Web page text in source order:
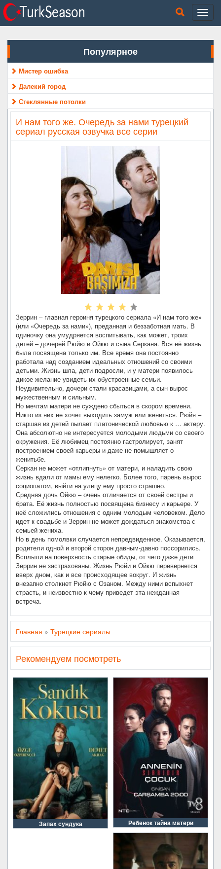
Популярное
Мистер ошибка
Далекий город
Стеклянные потолки
И нам того же. Очередь за нами турецкий
сериал русская озвучка все серии
Зеррин – главная героиня турецкого сериала «И нам того же»
(или «Очередь за нами»), преданная и беззаботная мать. В
одиночку она умудряется воспитывать, как может, троих
детей – дочерей Рюйю и Ойкю и сына Серкана. Вся её жизнь
была посвящена только им. Все время она постоянно
работала над созданием идеальных отношений со своими
детьми. Жизнь шла, дети подросли, и у матери появилось
дикое желание увидеть их обустроенные семьи.
Неудивительно, дочери стали красавицами, а сын вырос
мужественным и сильным.
Но мечтам матери не суждено сбыться в скором времени.
Никто из них не хочет выходить замуж или жениться. Рюйя –
старшая из детей пылает платонической любовью к … актеру.
Она абсолютно не интересуется молодыми людьми со своего
окружения. Её любимец постоянно гастролирует, занят
построением своей карьеры и даже не помышляет о
женитьбе.
Серкан не может «отлипнуть» от матери, и наладить свою
жизнь вдали от мамы ему нелегко. Более того, парень вырос
социопатом, выйти на улицу ему просто страшно.
Средняя дочь Ойкю – очень отличается от своей сестры и
брата. Её жизнь полностью посвящена бизнесу и карьере. У
неё сложились отношения с одним молодым человеком. Дело
идет к свадьбе и Зеррин не может дождаться знакомства с
семьей жениха.
Но в день помолвки случается непредвиденное. Оказывается,
родители одной и второй сторон давным-давно поссорились.
Всплыли на поверхность старые обиды, от чего даже дети
Зеррин не застрахованы. Жизнь Рюйи и Ойкю перевернется
вверх дном, как и все происходящее вокруг. И жизнь
внезапно столкнет Рюйю с Озаном. Между ними вспыхнет
страсть, и неизвестно к чему приведет эта нежданная
встреча.
Главная » Турецкие сериалы
Рекомендуем посмотреть
Запах сундука Ребенок тайна матери